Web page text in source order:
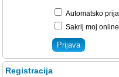
Automatsko
Sakrij moj
Registracija